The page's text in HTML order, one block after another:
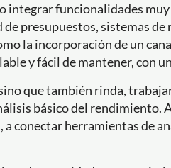
integrar funcionalidades
presupuestos, sistemas de
la incorporación de un
y fácil de mantener, con
que también rinda,
básico del rendimiento.
conectar herramientas de